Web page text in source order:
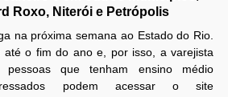
Roxo, Niterói e Petrópolis
na próxima semana ao Estado do Rio.
o fim do ano e, por isso, a varejista
pessoas que tenham ensino médio
podem acessar o site